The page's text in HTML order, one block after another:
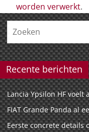
worden verwerkt.
Recente berichten
Lancia Ypsilon HF voelt
FIAT Grande Panda al
Eerste concrete details